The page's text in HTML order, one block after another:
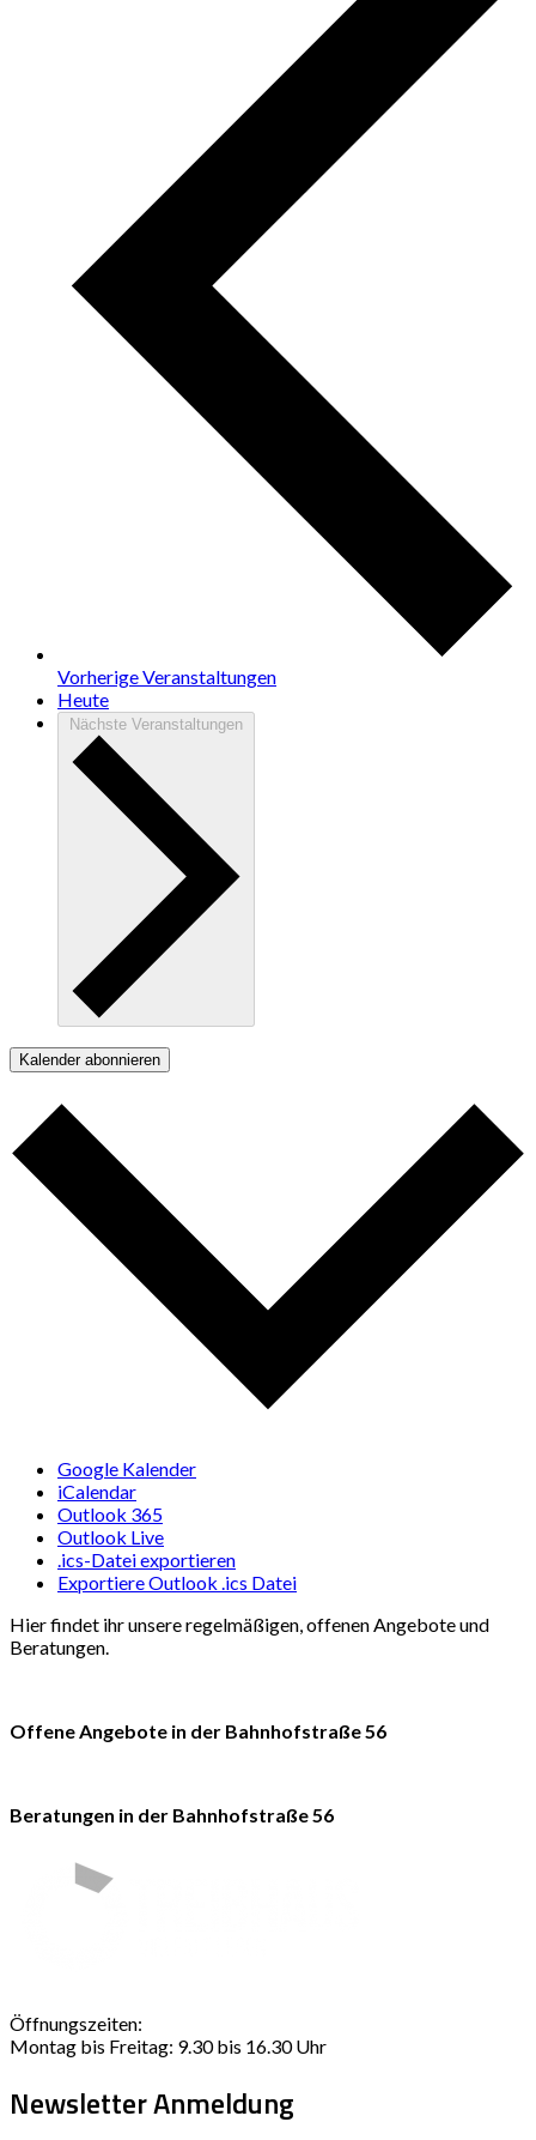
VorherigeVeranstaltungen
Heute
Nächste Veranstaltungen
Kalender abonnieren
Google Kalender
iCalendar
Outlook 365
Outlook Live
.ics-Datei exportieren
Exportiere Outlook .ics Datei
Hier findet ihr unsere regelmäßigen, offenen Angebote und
Beratungen.
Offene Angebote in der Bahnhofstraße 56
Beratungen in der Bahnhofstraße 56
Öffnungszeiten:
Montag bis Freitag: 9.30 bis 16.30 Uhr
Newsletter Anmeldung